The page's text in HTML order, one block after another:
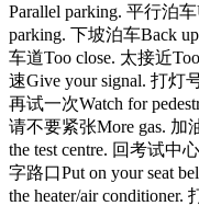
Parallel parking. 平行泊
parking. 下坡泊车Back
车道Too close. 太接近
速Give your signal. 打灯
再试一次Watch for
请不要紧张More gas. 加
the test centre. 回考试中
字路口Put on your seat
the heater/air conditioner.